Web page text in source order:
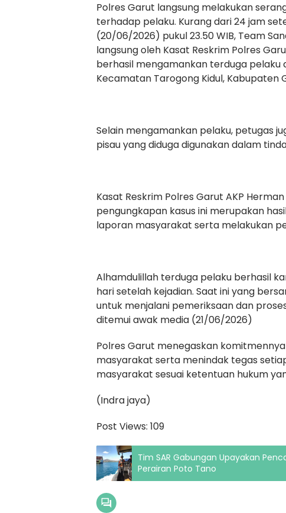
Polres Garut langsung melakukan
terhadap pelaku. Kurang dari 24 jam
(20/06/2026) pukul 23.50 WIB, Team
langsung oleh Kasat Reskrim Polres
berhasil mengamankan terduga pelaku
Kecamatan Tarogong Kidul, Kabupaten
Selain mengamankan pelaku, petugas
pisau yang diduga digunakan dalam
Kasat Reskrim Polres Garut AKP
pengungkapan kasus ini merupakan
laporan masyarakat serta melakukan
Alhamdulillah terduga pelaku berhasil
hari setelah kejadian. Saat ini yang
untuk menjalani pemeriksaan dan
ditemui awak media (21/06/2026)
Polres Garut menegaskan
masyarakat serta menindak tegas
masyarakat sesuai ketentuan hukum
(Indra jaya)
Post Views: 109
Tim SAR Gabungan Upayakan
Perairan Poto Tano